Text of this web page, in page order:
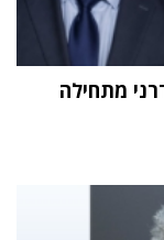
מתחילה